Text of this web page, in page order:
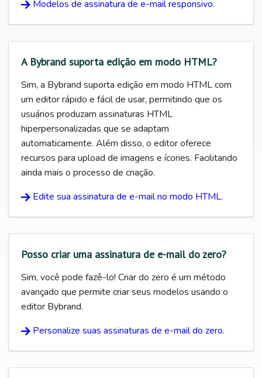
Modelos de assinatura de e-mail responsivo.
A Bybrand suporta edição em modo HTML?
Sim, a Bybrand suporta edição em modo HTML com
um editor rápido e fácil de usar, permitindo que os
usuários produzam assinaturas HTML
hiperpersonalizadas que se adaptam
automaticamente. Além disso, o editor oferece
recursos para upload de imagens e ícones. Facilitando
ainda mais o processo de criação.
Edite sua assinatura de e-mail no modo HTML.
Posso criar uma assinatura de e-mail do zero?
Sim, você pode fazê-lo! Criar do zero é um método
avançado que permite criar seus modelos usando o
editor Bybrand.
Personalize suas assinaturas de e-mail do zero.